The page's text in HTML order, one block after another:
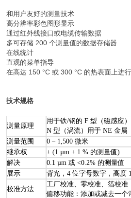
和用户友好的测量技术
高分辨率彩色图形显示
通过红外线接口或电缆传输数据
多可存储 200 个测量值的数据存储器
在线统计
直观的菜单指导
在高达 150 °C 或 300 °C 的热表面上进行
技术规格
测量原理
用于铁/钢的 F 型（磁感应）
N 型（涡流）用于 NE 金属
测量范围
0 – 1,500 微米
继承权
± (1 µm + 1 % 的测量值)
解决
0.1 µm 或 <0.2% 的测量值
展示
背光，4 位字母数字，高度
校准方法
工厂校准、零校准、箔校准
偏移功能：添加或减去一个